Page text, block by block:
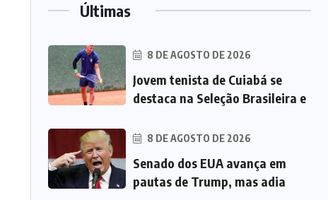
Últimas
8 DE AGOSTO DE 2026
Jovem tenista de Cuiabá se
destaca na Seleção Brasileira e
8 DE AGOSTO DE 2026
Senado dos EUA avança em
pautas de Trump, mas adia